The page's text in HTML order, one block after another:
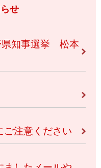
せ
知事選挙 松本
ご注意ください